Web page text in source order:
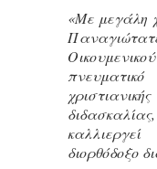
«Με μεγάλη
διορθόδοξο